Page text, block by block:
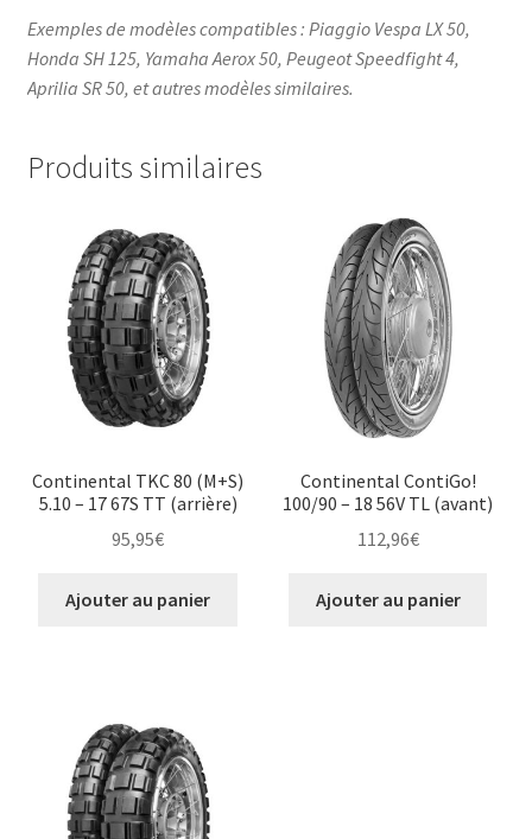
Exemples de modèles compatibles : Piaggio Vespa LX 50,
Honda SH 125, Yamaha Aerox 50, Peugeot Speedfight 4,
Aprilia SR 50, et autres modèles similaires.
Produits similaires
Continental TKC 80 (M+S)
5.10 – 17 67S TT (arrière)
95,95€
Ajouter au panier
Continental ContiGo!
100/90 – 18 56V TL (avant)
112,96€
Ajouter au panier